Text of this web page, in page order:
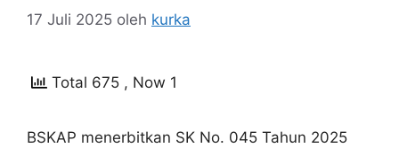
17 Juli 2025 oleh kurka
Total 675 , Now 1
BSKAP menerbitkan SK No. 045 Tahun 2025